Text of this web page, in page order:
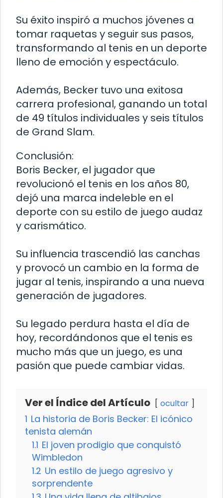
Su éxito inspiró a muchos jóvenes a
tomar raquetas y seguir sus pasos,
transformando al tenis en un deporte
lleno de emoción y espectáculo.
Además, Becker tuvo una exitosa
carrera profesional, ganando un total
de 49 títulos individuales y seis títulos
de Grand Slam.
Conclusión:
Boris Becker, el jugador que
revolucionó el tenis en los años 80,
dejó una marca indeleble en el
deporte con su estilo de juego audaz
y carismático.
Su influencia trascendió las canchas
y provocó un cambio en la forma de
jugar al tenis, inspirando a una nueva
generación de jugadores.
Su legado perdura hasta el día de
hoy, recordándonos que el tenis es
mucho más que un juego, es una
pasión que puede cambiar vidas.
Ver el Índice del Artículo ocultar
1 La historia de Boris Becker: El icónico
tenista alemán
1.1 El joven prodigio que conquistó
Wimbledon
1.2 Un estilo de juego agresivo y
sorprendente